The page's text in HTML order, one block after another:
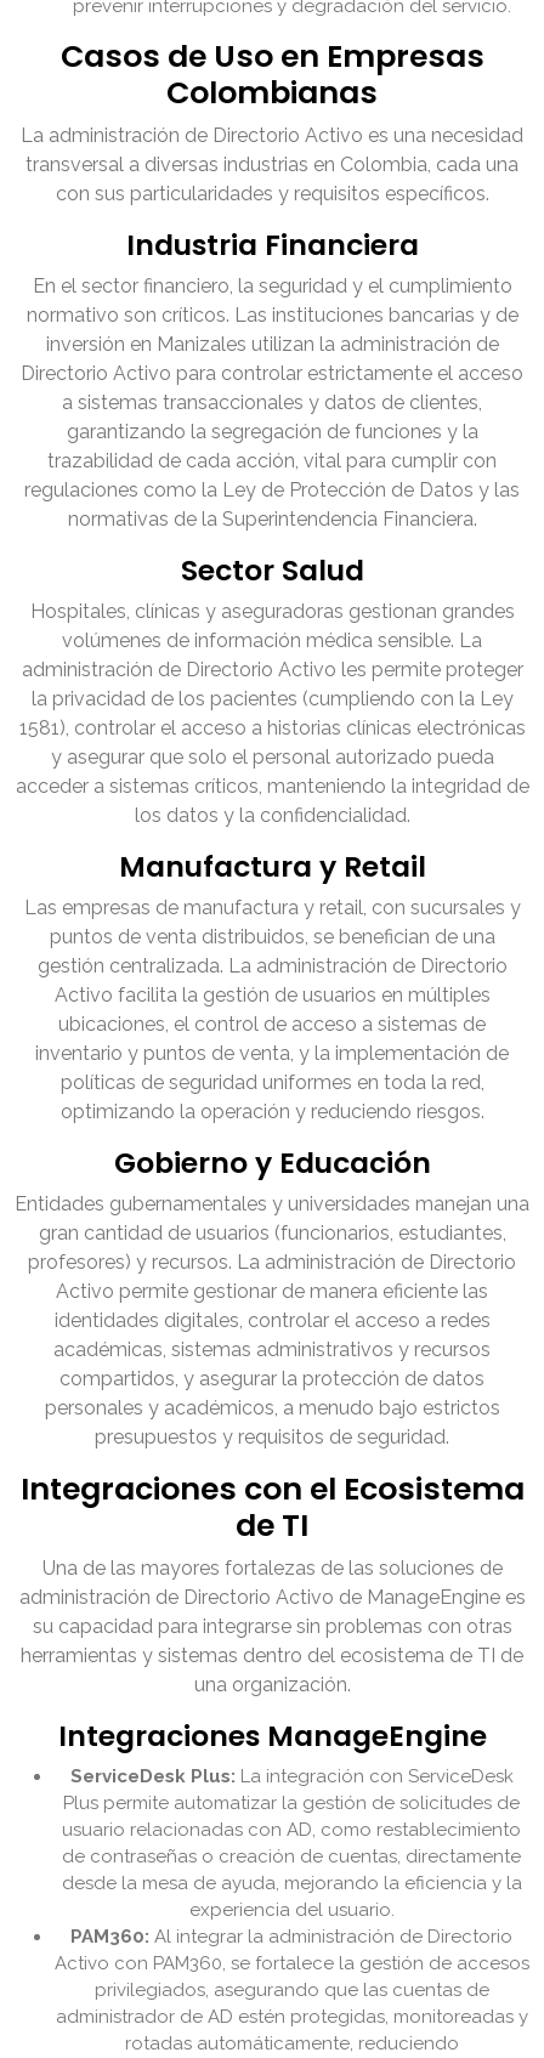
prevenir interrupciones y degradación del servicio.
Casos de Uso en Empresas
Colombianas
La administración de Directorio Activo es una necesidad
transversal a diversas industrias en Colombia, cada una
con sus particularidades y requisitos específicos.
Industria Financiera
En el sector financiero, la seguridad y el cumplimiento
normativo son críticos. Las instituciones bancarias y de
inversión en Manizales utilizan la administración de
Directorio Activo para controlar estrictamente el acceso
a sistemas transaccionales y datos de clientes,
garantizando la segregación de funciones y la
trazabilidad de cada acción, vital para cumplir con
regulaciones como la Ley de Protección de Datos y las
normativas de la Superintendencia Financiera.
Sector Salud
Hospitales, clínicas y aseguradoras gestionan grandes
volúmenes de información médica sensible. La
administración de Directorio Activo les permite proteger
la privacidad de los pacientes (cumpliendo con la Ley
1581), controlar el acceso a historias clínicas electrónicas
y asegurar que solo el personal autorizado pueda
acceder a sistemas críticos, manteniendo la integridad de
los datos y la confidencialidad.
Manufactura y Retail
Las empresas de manufactura y retail, con sucursales y
puntos de venta distribuidos, se benefician de una
gestión centralizada. La administración de Directorio
Activo facilita la gestión de usuarios en múltiples
ubicaciones, el control de acceso a sistemas de
inventario y puntos de venta, y la implementación de
políticas de seguridad uniformes en toda la red,
optimizando la operación y reduciendo riesgos.
Gobierno y Educación
Entidades gubernamentales y universidades manejan una
gran cantidad de usuarios (funcionarios, estudiantes,
profesores) y recursos. La administración de Directorio
Activo permite gestionar de manera eficiente las
identidades digitales, controlar el acceso a redes
académicas, sistemas administrativos y recursos
compartidos, y asegurar la protección de datos
personales y académicos, a menudo bajo estrictos
presupuestos y requisitos de seguridad.
Integraciones con el Ecosistema
de TI
Una de las mayores fortalezas de las soluciones de
administración de Directorio Activo de ManageEngine es
su capacidad para integrarse sin problemas con otras
herramientas y sistemas dentro del ecosistema de TI de
una organización.
Integraciones ManageEngine
ServiceDesk Plus: La integración con ServiceDesk
Plus permite automatizar la gestión de solicitudes de
usuario relacionadas con AD, como restablecimiento
de contraseñas o creación de cuentas, directamente
desde la mesa de ayuda, mejorando la eficiencia y la
experiencia del usuario.
PAM360: Al integrar la administración de Directorio
Activo con PAM360, se fortalece la gestión de accesos
privilegiados, asegurando que las cuentas de
administrador de AD estén protegidas, monitoreadas y
rotadas automáticamente, reduciendo